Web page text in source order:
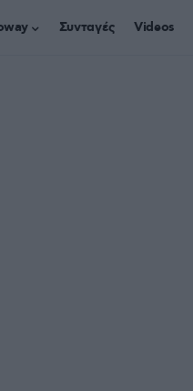
Συνταγές Videos